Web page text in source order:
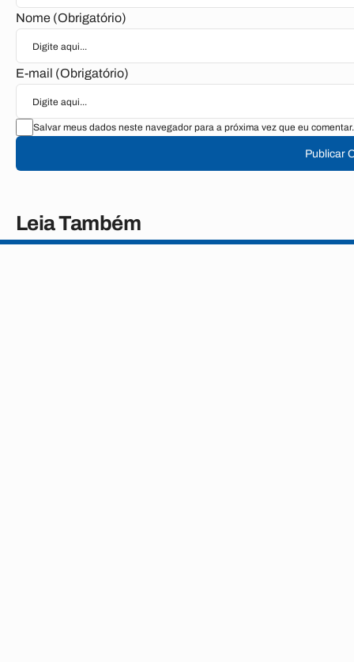
Nome (Obrigatório)
E-mail (Obrigatório)
Salvar meus dados neste navegador para a próxima vez que eu comentar.
Publicar
Leia Também